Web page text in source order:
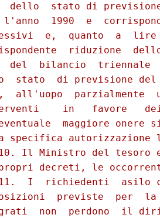
dello  stato di
l'anno  1990  e
e,  quanto  a
riduzione
del  bilancio  triennale
stato  di previsione
all'uopo  parzialmente
in   favore
maggiore onere
specifica autorizzazione
Il Ministro del tesoro
decreti, le
I  richiedenti  asilo
previste  per
non  perdono  il